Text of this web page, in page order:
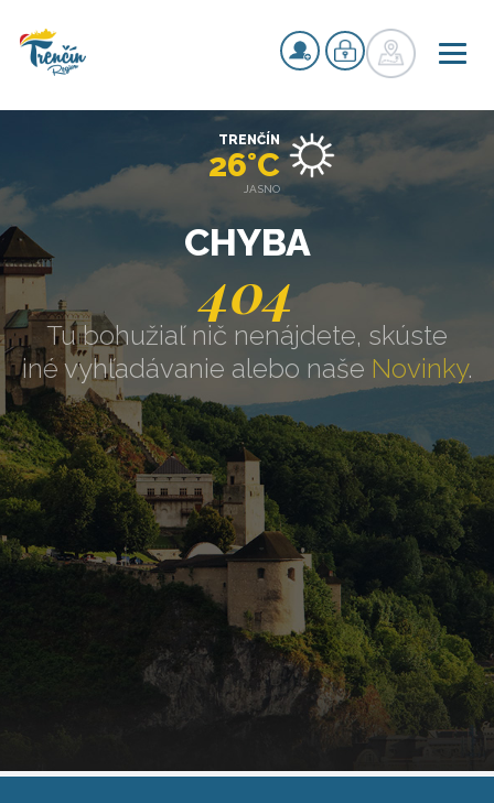
CHYBA
404
Tu bohužiaľ nič nenájdete, skúste
iné vyhľadávanie alebo naše Novinky.
TRENČÍN
26°C
JASNO